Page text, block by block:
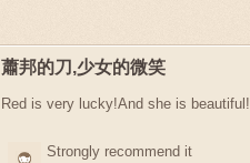
蕭邦的刀,少女的微笑
Red is very lucky!And she is beautiful!
Strongly recommend it